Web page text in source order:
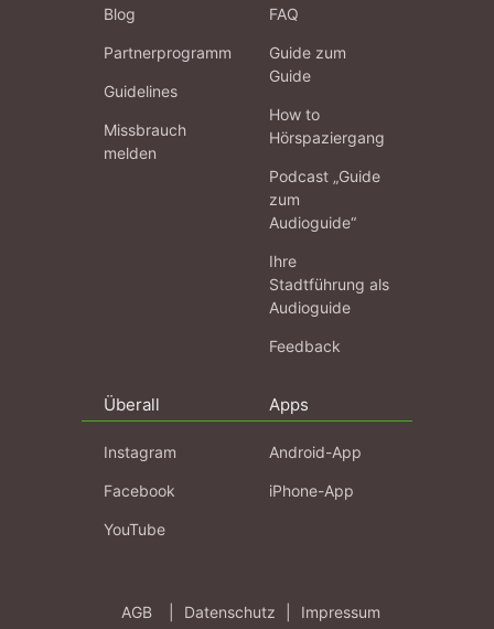
Blog
Partnerprogramm
Guidelines
Missbrauch
melden
FAQ
Guide zum
Guide
How to
Hörspaziergang
Podcast „Guide
zum
Audioguide“
Ihre
Stadtführung als
Audioguide
Feedback
Überall
Instagram
Facebook
YouTube
Apps
Android-App
iPhone-App
AGB Datenschutz Impressum